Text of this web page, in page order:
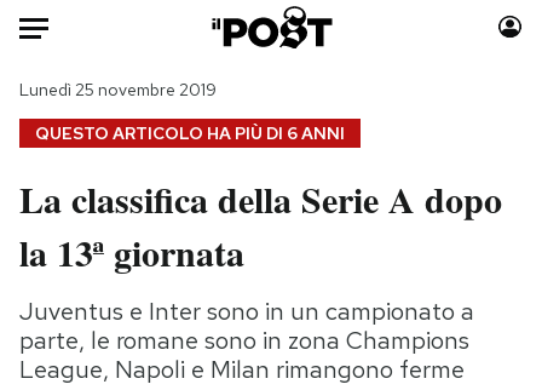
HOME
Italia
Politica
Tecnologia
Internet
Scienza
Moda
Storie/Idee
Ok Boomer!
Media
QUESTO ARTICOLO HA PIÙ DI 6 ANNI
Lunedì 25 novembre 2019
La classifica della Serie A dopo
la 13ª giornata
Juventus e Inter sono in un campionato a
parte, le romane sono in zona Champions
League, Napoli e Milan rimangono ferme